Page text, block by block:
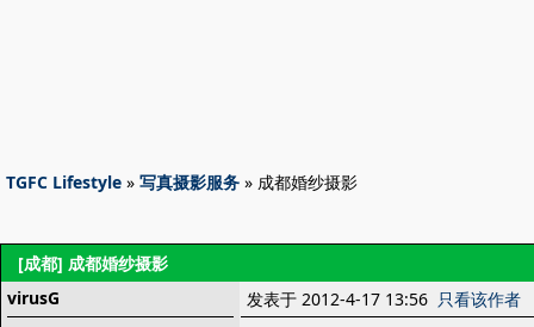
TGFC Lifestyle » 写真摄影服务 » 成都婚纱摄影
[成都] 成都婚纱摄影
virusG
发表于 2012-4-17 13:56 只看该作者